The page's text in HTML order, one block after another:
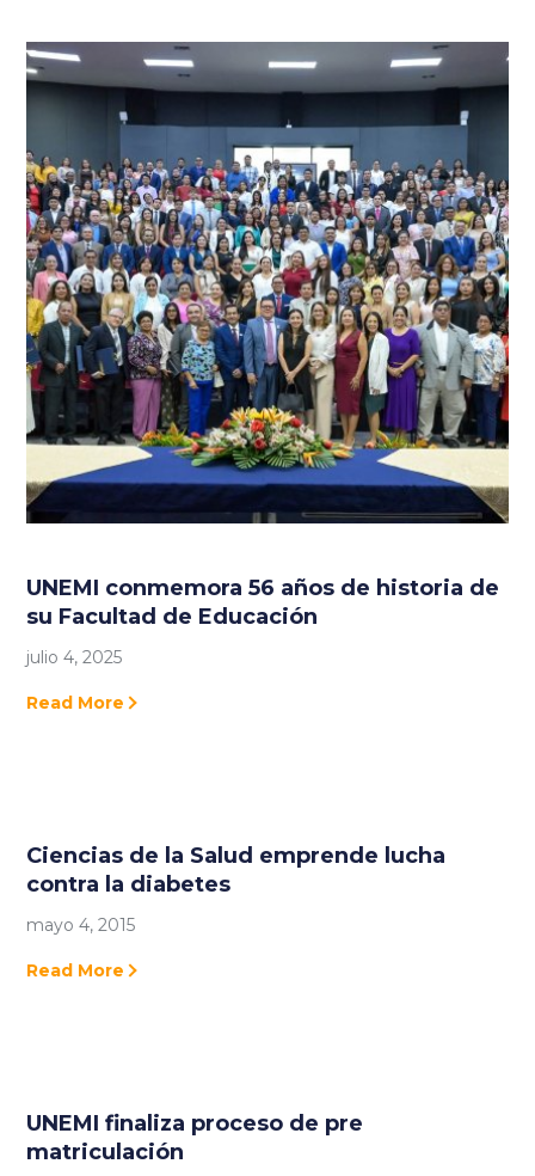
UNEMI conmemora 56 años de historia de
su Facultad de Educación
julio 4, 2025
Read More
Ciencias de la Salud emprende lucha
contra la diabetes
mayo 4, 2015
Read More
UNEMI finaliza proceso de pre
matriculación